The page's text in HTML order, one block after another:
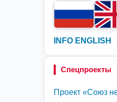
INFO ENGLISH
Спецпроекты
Проект «Союз